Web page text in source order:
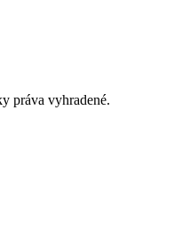
práva vyhradené.